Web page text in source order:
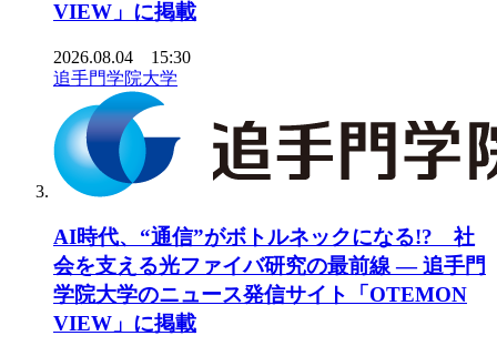
VIEW」に掲載
2026.08.04 15:30
追手門学院大学
AI時代、“通信”がボトルネックになる!? 社
会を支える光ファイバ研究の最前線 ― 追手門
学院大学のニュース発信サイト「OTEMON
VIEW」に掲載